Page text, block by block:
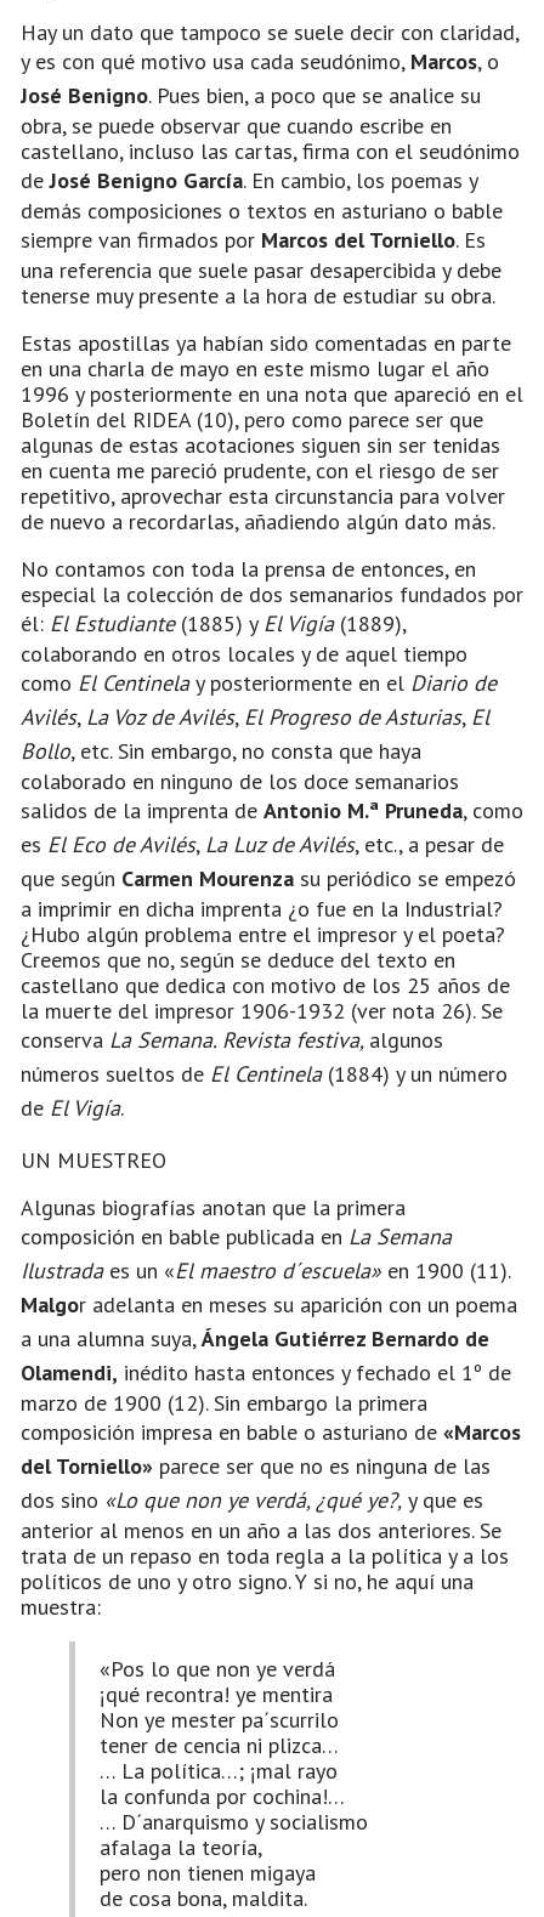
Hay un dato que tampoco se suele decir con claridad,
y es con qué motivo usa cada seudónimo, Marcos, o
José Benigno. Pues bien, a poco que se analice su
obra, se puede observar que cuando escribe en
castellano, incluso las cartas, firma con el seudónimo
deJosé Benigno García. En cambio, los poemas y
demás composiciones o textos en asturiano o bable
siempre van firmados por Marcos del Torniello. Es
una referencia que suele pasar desapercibida y debe
tenerse muy presente a la hora de estudiar su obra.
Estas apostillas ya habían sido comentadas en parte
en una charla de mayo en este mismo lugar el año
1996 y posteriormente en una nota que apareció en el
Boletín del RIDEA (10), pero como parece ser que
algunas de estas acotaciones siguen sin ser tenidas
en cuenta me pareció prudente, con el riesgo de ser
repetitivo, aprovechar esta circunstancia para volver
de nuevo a recordarlas, añadiendo algún dato más.
No contamos con toda la prensa de entonces, en
especial la colección de dos semanarios fundados por
él: El Estudiante(1885) y El Vigía (1889),
colaborando en otros locales y de aquel tiempo
como El Centinelay posteriormente en el Diario de
Avilés, La Voz de Avilés, El Progreso de Asturias, El
Bollo, etc. Sin embargo, no consta que haya
colaborado en ninguno de los doce semanarios
salidos de la imprenta de Antonio M.ª Pruneda, como
es El Eco de Avilés, La Luz de Avilés, etc., a pesar de
que según Carmen Mourenza su periódico se empezó
a imprimir en dicha imprenta ¿o fue en la Industrial?
¿Hubo algún problema entre el impresor y el poeta?
Creemos que no, según se deduce del texto en
castellano que dedica con motivo de los 25 años de
la muerte del impresor 1906-1932 (ver nota 26). Se
conserva La Semana. Revista festiva, algunos
números sueltos de El Centinela(1884) y un número
de El Vigía.
UN MUESTREO
Algunas biografías anotan que la primera
composición en bable publicada en La Semana
Ilustradaes un «El maestro d´escuela» en 1900 (11).
Malgor adelanta en meses su aparición con un poema
a una alumna suya, Ángela Gutiérrez Bernardo de
Olamendi, inédito hasta entonces y fechado el 1º de
marzo de 1900 (12). Sin embargo la primera
composición impresa en bable o asturiano de «Marcos
del Torniello» parece ser que no es ninguna de las
dos sino «Lo que non ye verdá, ¿qué ye?, y que es
anterior al menos en un año a las dos anteriores. Se
trata de un repaso en toda regla a la política y a los
políticos de uno y otro signo. Y si no, he aquí una
muestra:
«Pos lo que non ye verdá
¡qué recontra! ye mentira
Non ye mester pa´scurrilo
tener de cencia ni plizca…
… La política…; ¡mal rayo
la confunda por cochina!…
… D´anarquismo y socialismo
afalaga la teoría,
pero non tienen migaya
de cosa bona, maldita.